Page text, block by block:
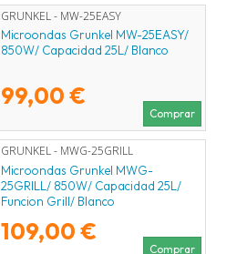
GRUNKEL - MW-25EASY
Microondas Grunkel MW-25EASY/
850W/ Capacidad 25L/ Blanco
99,00 €
Comprar
GRUNKEL - MWG-25GRILL
Microondas Grunkel MWG-
25GRILL/ 850W/ Capacidad 25L/
Funcion Grill/ Blanco
109,00 €
Comprar